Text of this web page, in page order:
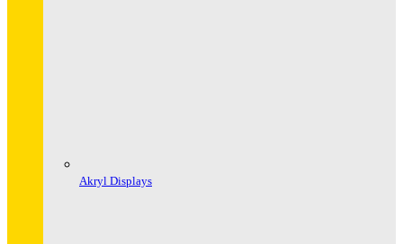
Akryl Displays